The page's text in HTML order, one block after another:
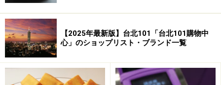
【2025年最新版】台北101「台北101購物中
心」のショップリスト・ブランド一覧